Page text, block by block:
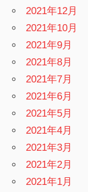
2021年12月
2021年10月
2021年9月
2021年8月
2021年7月
2021年6月
2021年5月
2021年4月
2021年3月
2021年2月
2021年1月